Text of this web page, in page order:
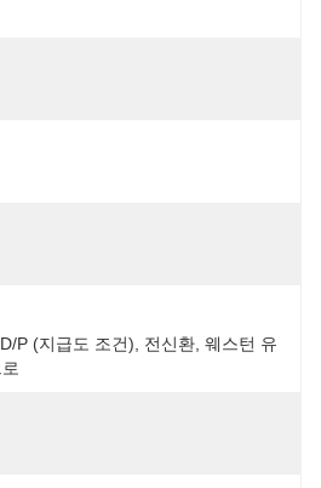
P (지급도 조건), 전신환, 웨스턴 유